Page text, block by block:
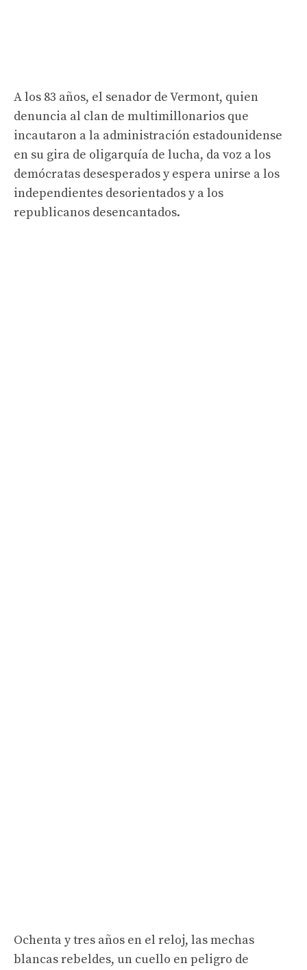
A los 83 años, el senador de Vermont, quien
denuncia al clan de multimillonarios que
incautaron a la administración estadounidense
en su gira de oligarquía de lucha, da voz a los
demócratas desesperados y espera unirse a los
independientes desorientados y a los
republicanos desencantados.
Ochenta y tres años en el reloj, las mechas
blancas rebeldes, un cuello en peligro de